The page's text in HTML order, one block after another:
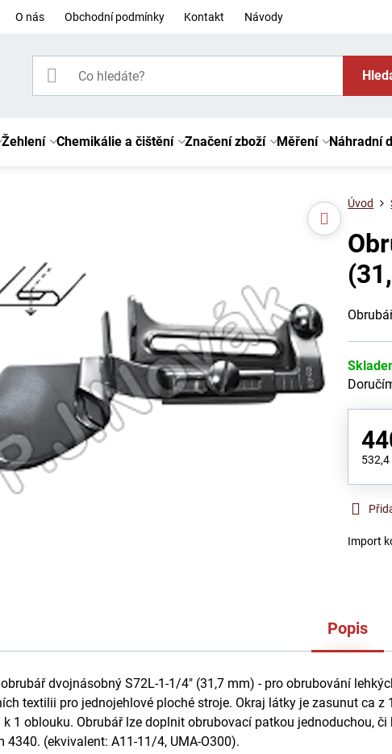
O nás Obchodní podmínky Kontakt Návody
Žehlení Chemikálie a čištění Značení zboží Měření Náhradní
Úvod
Import
Popis
dvojnásobný S72L-1-1/4" (31,7 mm) - pro obrubování
textilii pro jednojehlové ploché stroje. Okraj látky je zasunut ca z
k 1 oblouku. Obrubář lze doplnit obrubovací patkou jednoduchou, či
4340. (ekvivalent: A11-11/4, UMA-O300).